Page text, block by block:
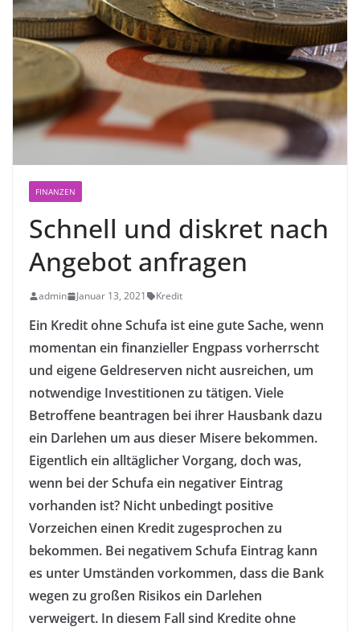
FINANZEN
Schnell und diskret nach
Angebot anfragen
admin Januar 13, 2021 Kredit
Ein Kredit ohne Schufa ist eine gute Sache, wenn
momentan ein finanzieller Engpass vorherrscht
und eigene Geldreserven nicht ausreichen, um
notwendige Investitionen zu tätigen. Viele
Betroffene beantragen bei ihrer Hausbank dazu
ein Darlehen um aus dieser Misere bekommen.
Eigentlich ein alltäglicher Vorgang, doch was,
wenn bei der Schufa ein negativer Eintrag
vorhanden ist? Nicht unbedingt positive
Vorzeichen einen Kredit zugesprochen zu
bekommen. Bei negativem Schufa Eintrag kann
es unter Umständen vorkommen, dass die Bank
wegen zu großen Risikos ein Darlehen
verweigert. In diesem Fall sind Kredite ohne